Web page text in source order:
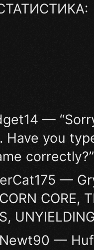
—
Have you
correctly?”
—
CORE,
—